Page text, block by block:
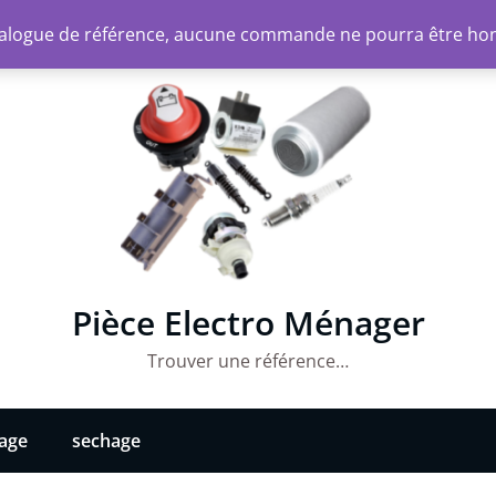
Pièce Electro Ménager
Trouver une référence…
sechage
de référence, aucune commande ne pourra être